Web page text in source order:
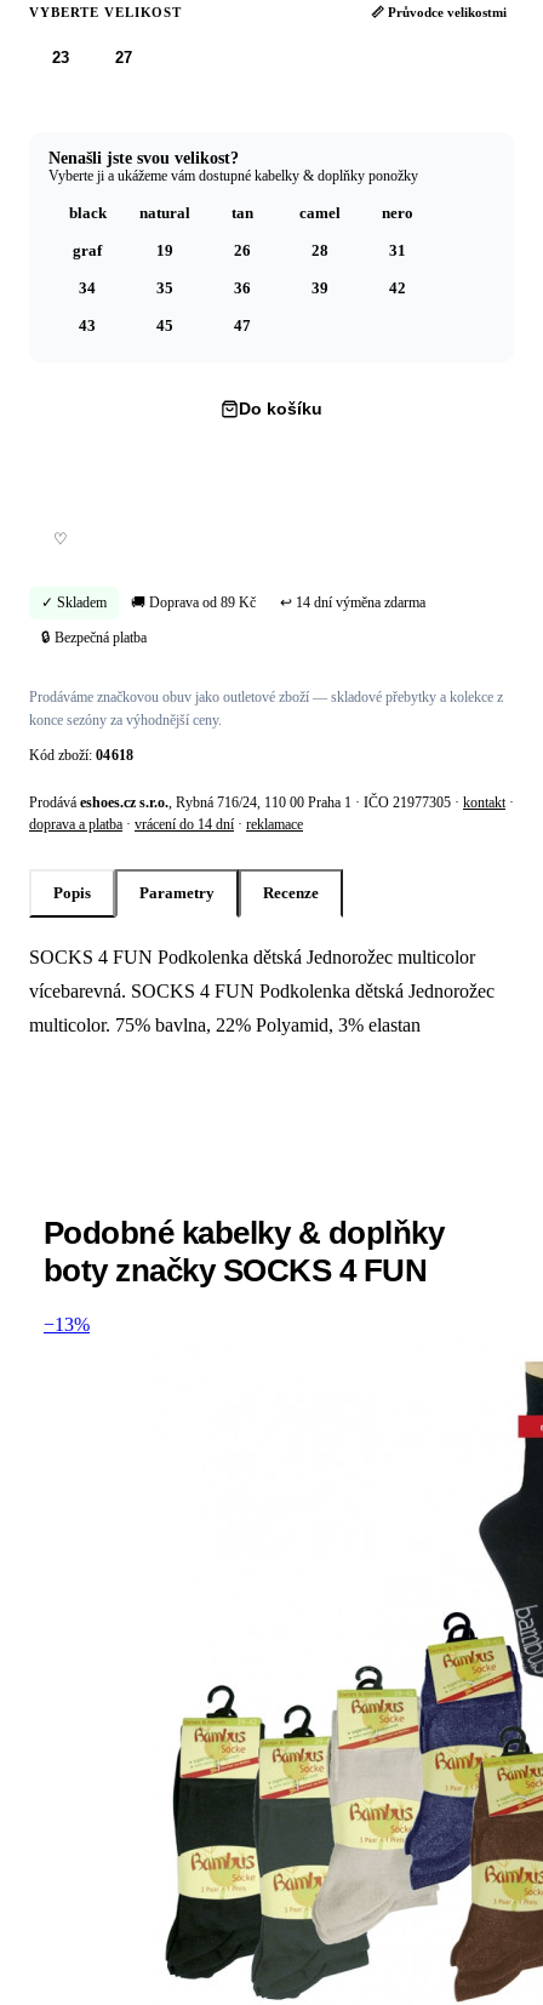
VYBERTE VELIKOST 📏 Průvodce velikostmi
23 27
Nenašli jste svou velikost?
Vyberte ji a ukážeme vám dostupné kabelky & doplňky ponožky
black natural tan camel nero
graf 19 26 28 31
34 35 36 39 42
43 45 47
Do košíku
♡
✓ Skladem 🚚 Doprava od 89 Kč ↩ 14 dní výměna zdarma
🔒 Bezpečná platba
Prodáváme značkovou obuv jako outletové zboží — skladové přebytky a kolekce z
konce sezóny za výhodnější ceny.
Kód zboží: 04618
Prodává eshoes.cz s.r.o. , Rybná 716/24, 110 00 Praha 1 · IČO 21977305 · kontakt ·
doprava a platba · vrácení do 14 dní · reklamace
Popis Parametry Recenze
Popis produktu Socks 4 fun
SOCKS 4 FUN Podkolenka dětská Jednorožec multicolor
vícebarevná. SOCKS 4 FUN Podkolenka dětská Jednorožec
multicolor. 75% bavlna, 22% Polyamid, 3% elastan
Podobné kabelky & doplňky
boty značky SOCKS 4 FUN
−13%